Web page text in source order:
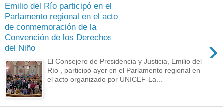
Emilio del Río participó en el
Parlamento regional en el acto
de conmemoración de la
Convención de los Derechos
del Niño
›
El Consejero de Presidencia y Justicia, Emilio del
Río , participó ayer en el Parlamento regional en
el acto organizado por UNICEF-La...